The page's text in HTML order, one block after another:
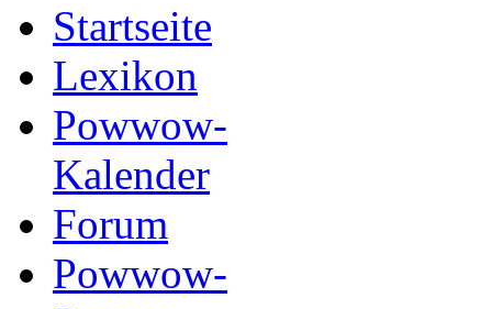
Startseite
Lexikon
Powwow-
Kalender
Forum
Powwow-